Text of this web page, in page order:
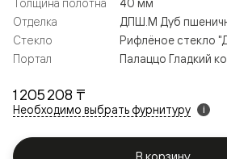
1 205 208 ₸
Необходимо выбрать фурнитуру i
Отделка
ДПШ.М Дуб
Стекло
Рифлёное стекло
Портал
Палаццо Гладкий